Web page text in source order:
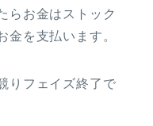
らお金はストック
金を支払います。
りフェイズ終了で